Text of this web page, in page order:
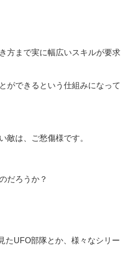
方まで実に幅広いスキルが要求
ができるという仕組みになって
敵は、ご愁傷様です。
だろうか？
たUFO部隊とか、様々なシリー